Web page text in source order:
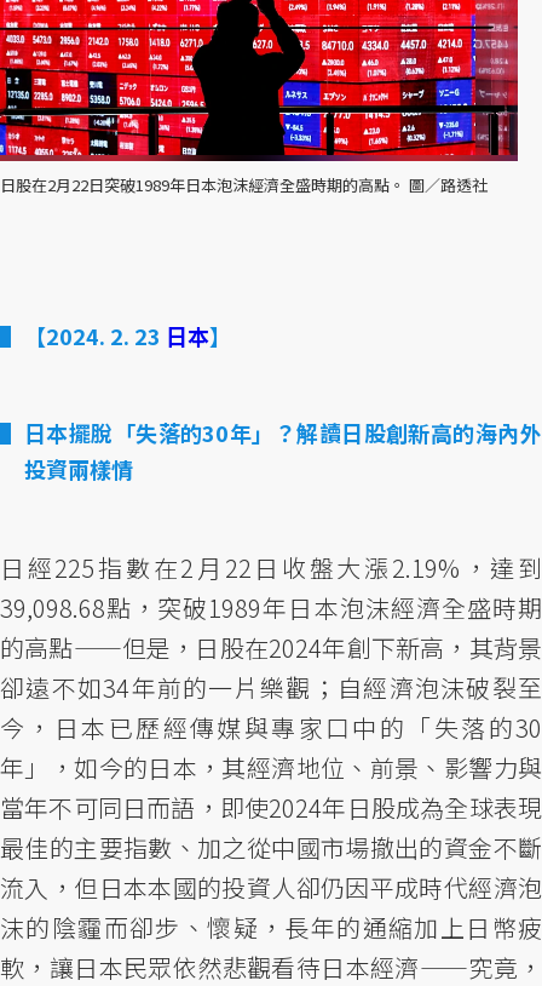
日股在2月22日突破1989年日本泡沫經濟全盛時期的高點。 圖／路透社
【2024. 2. 23 日本】
日本擺脫「失落的30年」？解讀日股創新高的海內外
投資兩樣情
日經225指數在2月22日收盤大漲2.19%，達到
39,098.68點，突破1989年日本泡沫經濟全盛時期
的高點——但是，日股在2024年創下新高，其背景
卻遠不如34年前的一片樂觀；自經濟泡沫破裂至
今，日本已歷經傳媒與專家口中的「失落的30
年」，如今的日本，其經濟地位、前景、影響力與
當年不可同日而語，即使2024年日股成為全球表現
最佳的主要指數、加之從中國市場撤出的資金不斷
流入，但日本本國的投資人卻仍因平成時代經濟泡
沫的陰霾而卻步、懷疑，長年的通縮加上日幣疲
軟，讓日本民眾依然悲觀看待日本經濟——究竟，